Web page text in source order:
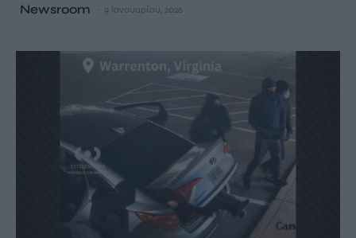
Newsroom 9 Ιανουαρίου, 2026